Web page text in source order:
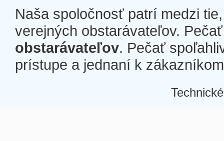
Naša spoločnosť patrí medzi
verejných obstarávateľov.
obstarávateľov. Pečať
prístupe a jednaní k